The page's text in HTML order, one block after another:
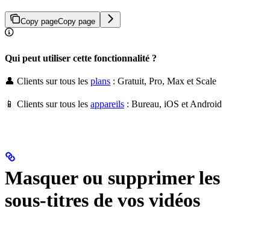
Copy pageCopy page
Qui peut utiliser cette fonctionnalité ?
👤 Clients sur tous les plans : Gratuit, Pro, Max et Scale
📱 Clients sur tous les appareils : Bureau, iOS et Android
Masquer ou supprimer les
sous-titres de vos vidéos